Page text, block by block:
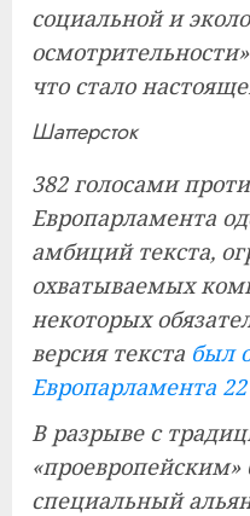
социальной и
что стало
Шаттерсток
382 голосами
Европарламента
амбиций текста,
охватываемых
некоторых
версия текста был
Европарламента
В разрыве с
специальный